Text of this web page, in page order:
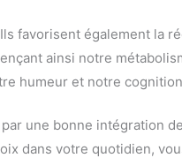
favorisent également la
ainsi notre
humeur et notre
une bonne intégration
dans votre quotidien,